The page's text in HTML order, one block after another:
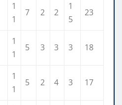
1
1
7 2 2
1
5
23
1
1
5 3 3 3 18
1
1
5 2 4 3 17